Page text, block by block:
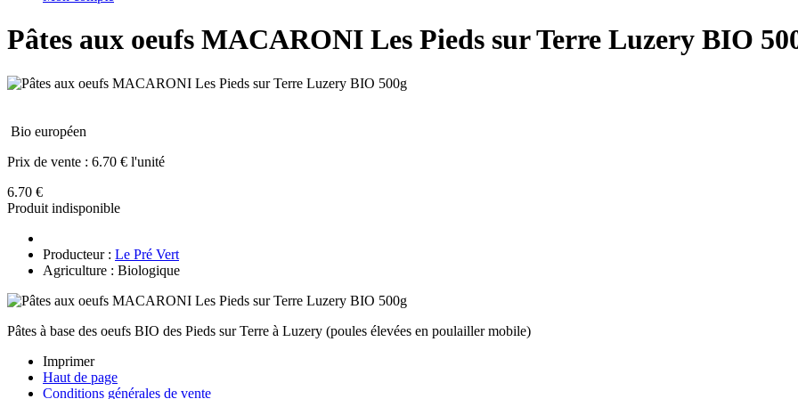
Pâtes aux oeufs MACARONI Les Pieds sur Terre Luzery BIO
Bio européen
Prix de vente : 6.70 € l'unité
6.70 €
Produit indisponible
Producteur : Le Pré Vert
Agriculture : Biologique
Pâtes à base des oeufs BIO des Pieds sur Terre à Luzery (poules élevées en poulailler mobile)
Imprimer
Haut de page
Conditions générales de vente